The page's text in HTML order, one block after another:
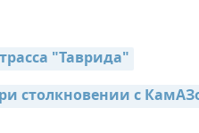
"Таврида"
столкновении с